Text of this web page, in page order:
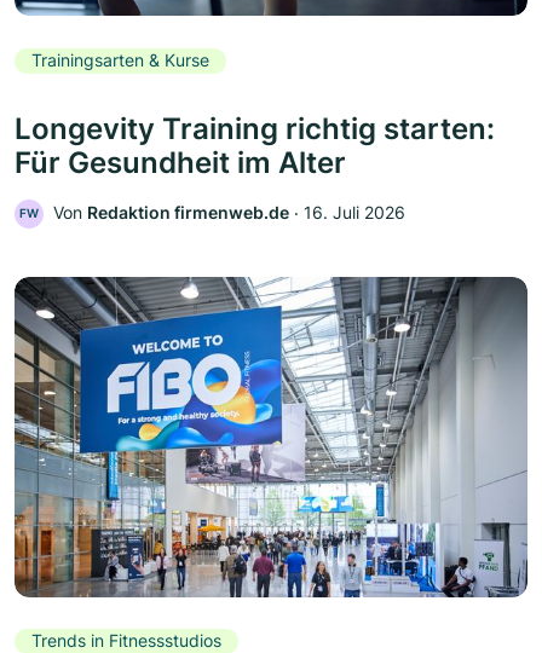
Trainingsarten & Kurse
Longevity Training richtig starten:
Für Gesundheit im Alter
FW Von Redaktion firmenweb.de ‧ 16. Juli 2026
Trends in Fitnessstudios